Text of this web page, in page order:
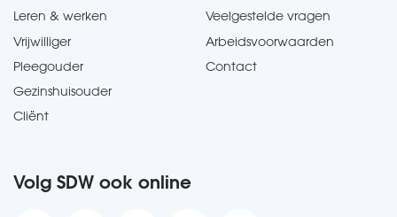
Leren & werken
Vrijwilliger
Pleegouder
Gezinshuisouder
Cliënt
Veelgestelde vragen
Arbeidsvoorwaarden
Contact
Volg SDW ook online